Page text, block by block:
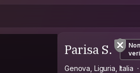
Parisa S.
Non
Genova, Liguria, Italia